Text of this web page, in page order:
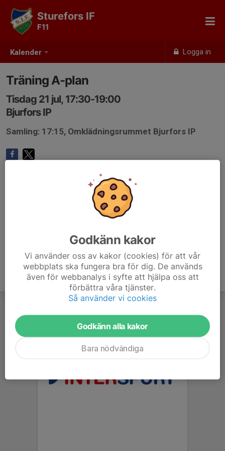
Kalender Logga in
Sturefors IF
F11
Träning A-plan
Tisdag 21 jul, 17:30-19:00
Bjurfors IP
Samling: 17:15, Omklädningsrummet Bjurfors IP
Godkänn kakor
Vi använder oss av kakor (cookies) för att vår
webbplats ska fungera bra för dig. De används
även för webbanalys i syfte att hjälpa oss att
förbättra våra tjänster.
Så använder vi cookies
Godkänn alla kakor
Bara nödvändiga